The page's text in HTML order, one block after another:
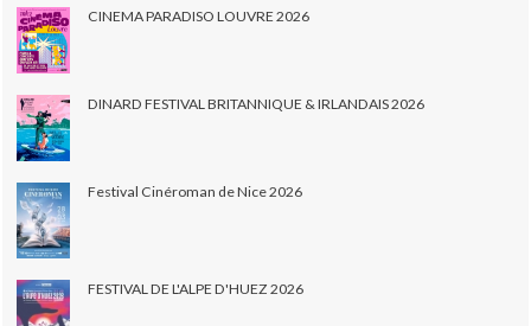
CINEMA PARADISO LOUVRE 2026
DINARD FESTIVAL BRITANNIQUE & IRLANDAIS 2026
Festival Cinéroman de Nice 2026
FESTIVAL DE L'ALPE D'HUEZ 2026